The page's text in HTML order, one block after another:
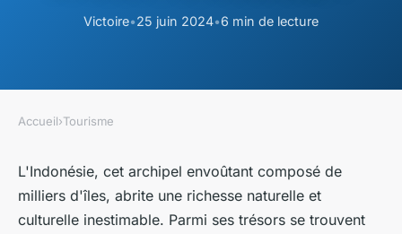
Victoire•25 juin 2024•6 min de lecture
Accueil›Tourisme
L'Indonésie, cet archipel envoûtant composé de
milliers d'îles, abrite une richesse naturelle et
culturelle inestimable. Parmi ses trésors se trouvent